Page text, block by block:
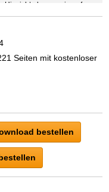
Hinsicht ebenso wie auf
privatem Gebiet. Denn
der Maus hierhin, um
Seiten mit kostenloser
bestellen